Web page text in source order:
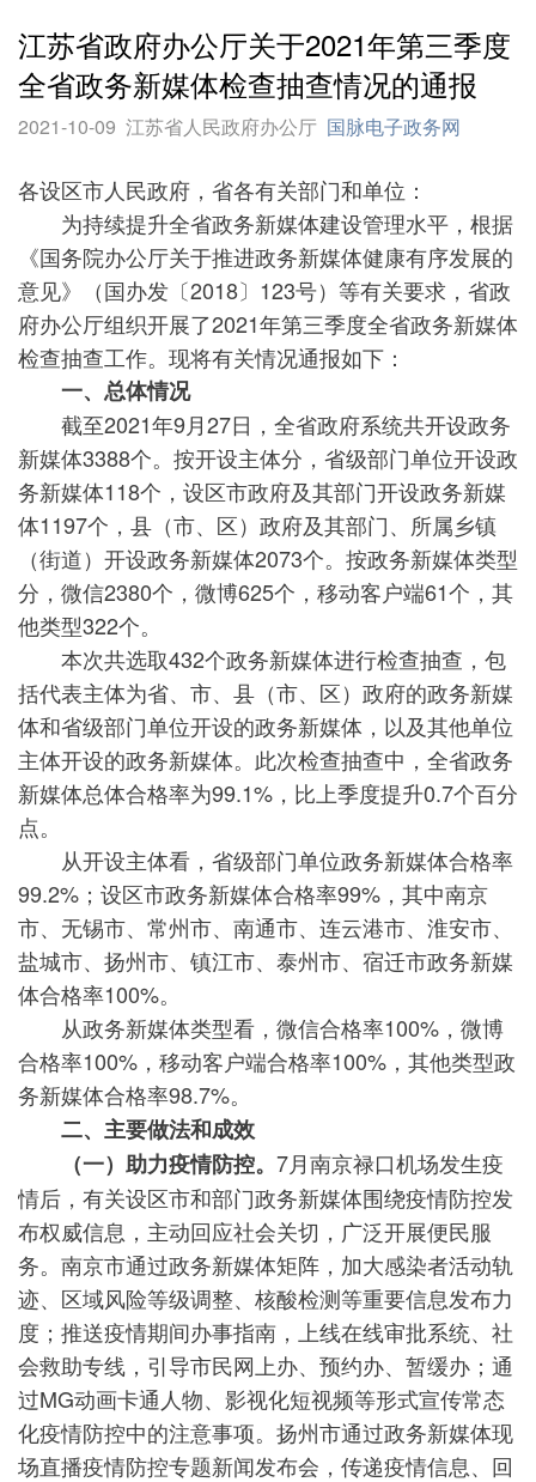
江苏省政府办公厅关于2021年第三季度
全省政务新媒体检查抽查情况的通报
2021-10-09 江苏省人民政府办公厅 国脉电子政务网
各设区市人民政府，省各有关部门和单位：
为持续提升全省政务新媒体建设管理水平，根据
《国务院办公厅关于推进政务新媒体健康有序发展的
意见》（国办发〔2018〕123号）等有关要求，省政
府办公厅组织开展了2021年第三季度全省政务新媒体
检查抽查工作。现将有关情况通报如下：
一、总体情况
截至2021年9月27日，全省政府系统共开设政务
新媒体3388个。按开设主体分，省级部门单位开设政
务新媒体118个，设区市政府及其部门开设政务新媒
体1197个，县（市、区）政府及其部门、所属乡镇
（街道）开设政务新媒体2073个。按政务新媒体类型
分，微信2380个，微博625个，移动客户端61个，其
他类型322个。
本次共选取432个政务新媒体进行检查抽查，包
括代表主体为省、市、县（市、区）政府的政务新媒
体和省级部门单位开设的政务新媒体，以及其他单位
主体开设的政务新媒体。此次检查抽查中，全省政务
新媒体总体合格率为99.1%，比上季度提升0.7个百分
点。
从开设主体看，省级部门单位政务新媒体合格率
99.2%；设区市政务新媒体合格率99%，其中南京
市、无锡市、常州市、南通市、连云港市、淮安市、
盐城市、扬州市、镇江市、泰州市、宿迁市政务新媒
体合格率100%。
从政务新媒体类型看，微信合格率100%，微博
合格率100%，移动客户端合格率100%，其他类型政
务新媒体合格率98.7%。
二、主要做法和成效
（一）助力疫情防控。 7月南京禄口机场发生疫
情后，有关设区市和部门政务新媒体围绕疫情防控发
布权威信息，主动回应社会关切，广泛开展便民服
务。南京市通过政务新媒体矩阵，加大感染者活动轨
迹、区域风险等级调整、核酸检测等重要信息发布力
度；推送疫情期间办事指南，上线在线审批系统、社
会救助专线，引导市民网上办、预约办、暂缓办；通
过MG动画卡通人物、影视化短视频等形式宣传常态
化疫情防控中的注意事项。扬州市通过政务新媒体现
场直播疫情防控专题新闻发布会，传递疫情信息、回